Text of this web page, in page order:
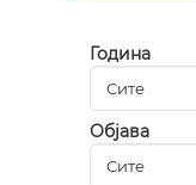
Година
Објава